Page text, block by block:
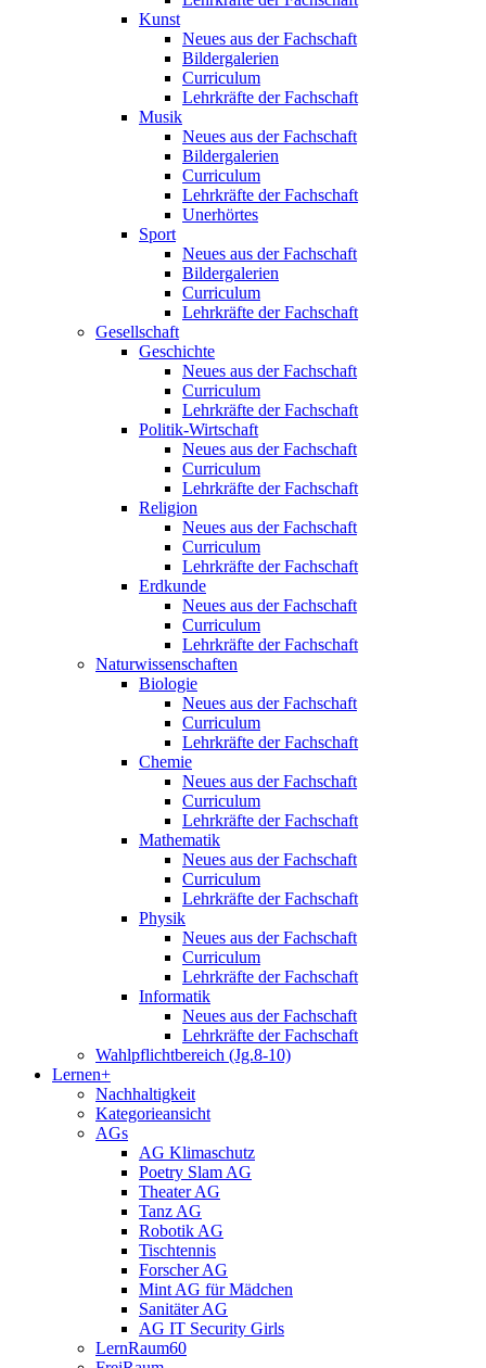
Kunst
Neues aus der Fachschaft
Bildergalerien
Curriculum
Lehrkräfte der Fachschaft
Musik
Neues aus der Fachschaft
Bildergalerien
Curriculum
Lehrkräfte der Fachschaft
Unerhörtes
Sport
Neues aus der Fachschaft
Bildergalerien
Curriculum
Lehrkräfte der Fachschaft
Gesellschaft
Geschichte
Neues aus der Fachschaft
Curriculum
Lehrkräfte der Fachschaft
Politik-Wirtschaft
Neues aus der Fachschaft
Curriculum
Lehrkräfte der Fachschaft
Religion
Neues aus der Fachschaft
Curriculum
Lehrkräfte der Fachschaft
Erdkunde
Neues aus der Fachschaft
Curriculum
Lehrkräfte der Fachschaft
Naturwissenschaften
Biologie
Neues aus der Fachschaft
Curriculum
Lehrkräfte der Fachschaft
Chemie
Neues aus der Fachschaft
Curriculum
Lehrkräfte der Fachschaft
Mathematik
Neues aus der Fachschaft
Curriculum
Lehrkräfte der Fachschaft
Physik
Neues aus der Fachschaft
Curriculum
Lehrkräfte der Fachschaft
Informatik
Neues aus der Fachschaft
Lehrkräfte der Fachschaft
Wahlpflichtbereich (Jg.8-10)
Lernen+
Nachhaltigkeit
Kategorieansicht
AGs
AG Klimaschutz
Poetry Slam AG
Theater AG
Tanz AG
Robotik AG
Tischtennis
Forscher AG
Mint AG für Mädchen
Sanitäter AG
AG IT Security Girls
LernRaum60